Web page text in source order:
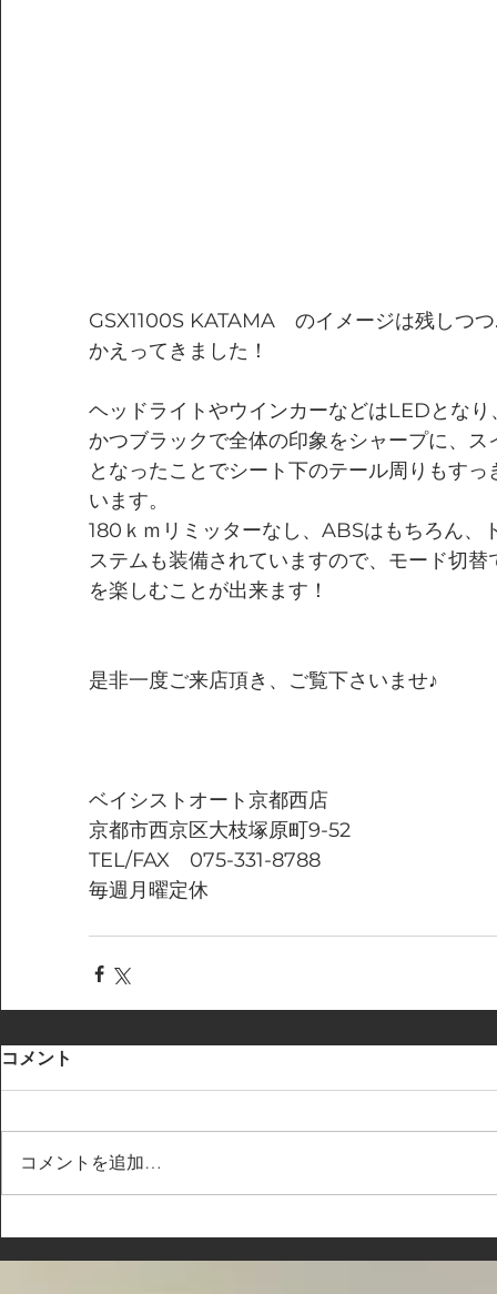
GSX1100S KATAMA　のイメージは残しつ
かえってきました！
ヘッドライトやウインカーなどはLEDとな
かつブラックで全体の印象をシャープに、
となったことでシート下のテール周りもす
います。
180ｋｍリミッターなし、ABSはもちろん、
ステムも装備されていますので、モード切
を楽しむことが出来ます！
是非一度ご来店頂き、ご覧下さいませ♪
ベイシストオート京都西店
京都市西京区大枝塚原町9-52
TEL/FAX　075-331-8788
毎週月曜定休
コメント
コメントを追加…